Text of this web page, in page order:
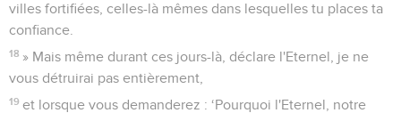
villes fortifiées, celles-là mêmes dans lesquelles tu places ta
confiance.
18 » Mais même durant ces jours-là, déclare l'Eternel, je ne
vous détruirai pas entièrement,
19 et lorsque vous demanderez : ‘Pourquoi l'Eternel, notre